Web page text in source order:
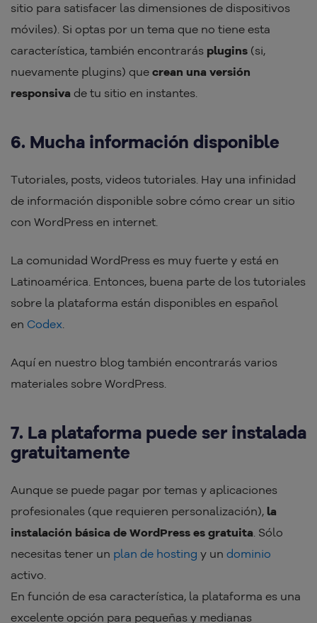
sitio para satisfacer las dimensiones de dispositivos
móviles). Si optas por un tema que no tiene esta
característica, también encontrarás plugins (si,
nuevamente plugins) que crean una versión
responsiva de tu sitio en instantes.
6. Mucha información disponible
Tutoriales, posts, videos tutoriales. Hay una infinidad
de información disponible sobre cómo crear un sitio
con WordPress en internet.
La comunidad WordPress es muy fuerte y está en
Latinoamérica. Entonces, buena parte de los tutoriales
sobre la plataforma están disponibles en español
en Codex.
Aquí en nuestro blog también encontrarás varios
materiales sobre WordPress.
7. La plataforma puede ser instalada
gratuitamente
Aunque se puede pagar por temas y aplicaciones
profesionales (que requieren personalización), la
instalación básica de WordPress es gratuita. Sólo
necesitas tener un plan de hosting y un dominio
activo.
En función de esa característica, la plataforma es una
excelente opción para pequeñas y medianas